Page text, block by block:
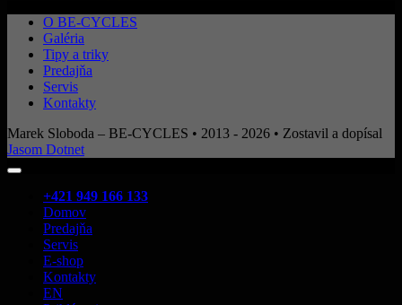
O BE-CYCLES
Galéria
Tipy a triky
Predajňa
Servis
Kontakty
Marek Sloboda – BE-CYCLES • 2013 - 2026 • Zostavil a dopísal
Jasom Dotnet
+421 949 166 133
Domov
Predajňa
Servis
E-shop
Kontakty
EN